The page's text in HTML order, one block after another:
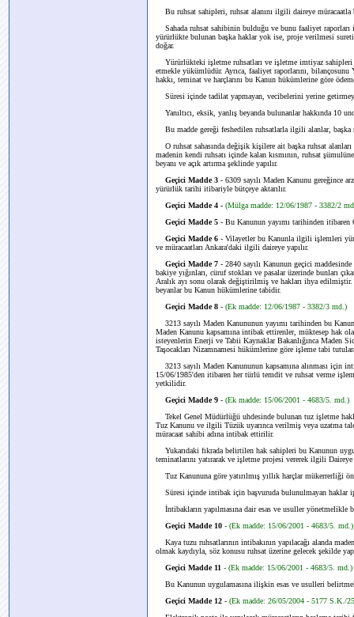
Bu ruhsat sahipleri, ruhsat alanını ilgili daireye müracaatla
Sahada ruhsat sahibinin bulduğu ve bunu faaliyet raporları
yürürlükte bulunan başka haklar yok ise, proje verilmesi
doğar.
Yürürlükteki işletme ruhsatları ve işletme imtiyaz
etmekle yükümlüdür. Ayrıca, faaliyet raporlarını,
hakkı, teminat ve harçlarını bu Kanun hükümlerine göre
Süresi içinde tadilat yapmayan, vecibelerini yerine
Yanıltıcı, eksik, yanlış beyanda bulunanlar hakkında 10
Bu madde gereği feshedilen ruhsatlarla ilgili alanlar, başka
O ruhsat sahasında değişik kişilere ait başka ruhsat
madenin kendi ruhsatı içinde kalan kısmının, ruhsat
beyanı ve açık artırma şeklinde yapılır.
Geçici Madde 3 - 6309 sayılı Maden Kanunu gereğince
yürürlük tarihi itibariyle bütçeye aktarılır.
Geçici Madde 4 - (Mülga madde: 12/06/1987 - 3382/2
Geçici Madde 5 - Bu Kanunun yayımı tarihinden itibaren
Geçici Madde 6 - Vilayetler bu Kanunla ilgili işlemleri
ve müracaatları Ankara'daki ilgili daireye yapılır.
Geçici Madde 7 - 2840 sayılı Kanunun geçici maddesinde
bakiye yığınları, cüruf stokları ve pasalar üzerinde bunları
Aralık ayı sonu olarak değiştirilmiş ve hakları ihya
beyanlar bu Kanun hükümlerine tabidir.
Geçici Madde 8 - (Ek madde: 12/06/1987 - 3382/3 md.)
3213 sayılı Maden Kanununun yayımı tarihinden bu
Maden Kanunu kapsamına intibak ettirenler, müktesep hak
isteyenlerin Enerji ve Tabii Kaynaklar Bakanlığınca Maden
Taşocakları Nizamnamesi hükümlerine göre işleme tabi
3213 sayılı Maden Kanununun kapsamına alınması için
15/06/1985'den itibaren her türlü temdit ve ruhsat verme
yetkilidir.
Geçici Madde 9 - (Ek madde: 15/06/2001 - 4683/5. md.)
Tekel Genel Müdürlüğü uhdesinde bulunan tuz işletme
Tuz Kanunu ve ilgili Tüzük uyarınca verilmiş veya uzatma
müracaat sahibi adına intibak ettirilir.
Yukarıdaki fıkrada belirtilen hak sahipleri bu Kanunun
teminatlarını yatırarak ve işletme projesi vererek ilgili
Tuz Kanununa göre yatırılmış yıllık harçlar mükerrerliği
Süresi içinde intibak için başvuruda bulunulmayan haklar
İntibakların yapılmasına dair esas ve usuller yönetmelikle
Geçici Madde 10 - (Ek madde: 15/06/2001 - 4683/5. md.)
Kaya tuzu ruhsatlarının intibakının yapılacağı alanda
olmak kaydıyla, söz konusu ruhsat üzerine gelecek şekilde
Geçici Madde 11 - (Ek madde: 15/06/2001 - 4683/5. md.)
Bu Kanunun uygulamasına ilişkin esas ve usulleri
Geçici Madde 12 - (Ek madde: 26/05/2004 - 5177 S.K./